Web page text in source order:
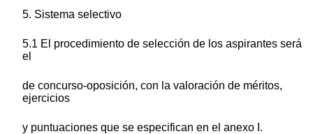
5. Sistema selectivo
5.1 El procedimiento de selección de los aspirantes será
el
de concurso-oposición, con la valoración de méritos,
ejercicios
y puntuaciones que se especifican en el anexo I.